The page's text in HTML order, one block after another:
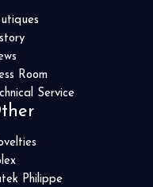
Room
Service
Philippe